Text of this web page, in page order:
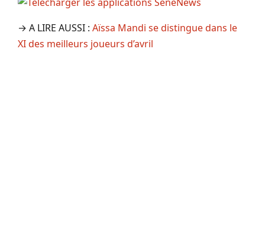
→ A LIRE AUSSI : Aïssa Mandi se distingue dans le
XI des meilleurs joueurs d’avril